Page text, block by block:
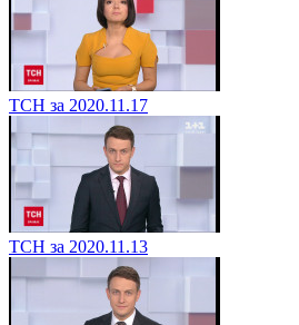
ТСН за 2020.11.17
ТСН за 2020.11.13